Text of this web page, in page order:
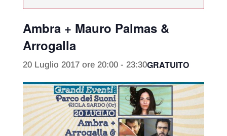
Ambra + Mauro Palmas &
Arrogalla
20 Luglio 2017 ore 20:00- 23:30GRATUITO